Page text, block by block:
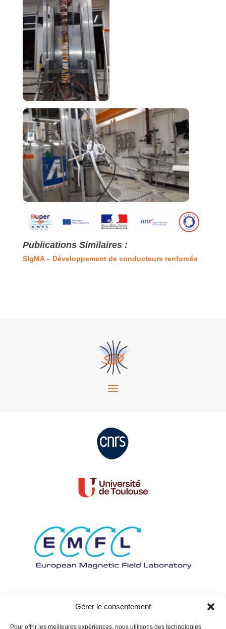
Gérer le consentement
Pour offrir les meilleures expériences, nous utilisons des technologies
Publications Similaires :
SIgMA – Développement de conducteurs renforcés